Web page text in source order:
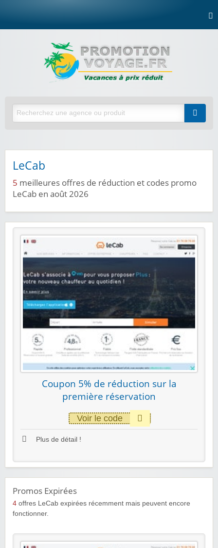
LeCab
5 meilleures offres de réduction et codes promo
LeCab en août 2026
Coupon 5% de réduction sur la
première réservation
Voir le code
Plus de détail !
Promos Expirées
4 offres LeCab expirées récemment mais peuvent encore
fonctionner.